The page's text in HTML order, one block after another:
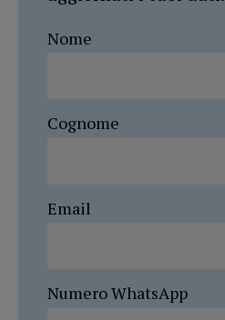
Nome
Cognome
Email
Numero WhatsApp